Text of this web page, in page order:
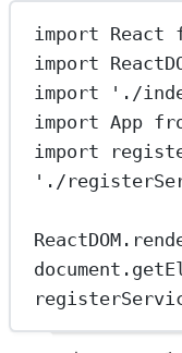
import React
import
import
'./
import App
import
'./
ReactDOM.
document.